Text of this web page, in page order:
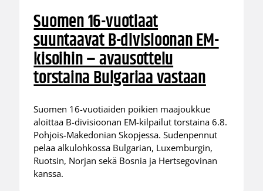
Suomen 16-vuotiaat
suuntaavat B-divisioonan EM-
kisoihin – avausottelu
torstaina Bulgariaa vastaan
Suomen 16-vuotiaiden poikien maajoukkue
aloittaa B-divisioonan EM-kilpailut torstaina 6.8.
Pohjois-Makedonian Skopjessa. Sudenpennut
pelaa alkulohkossa Bulgarian, Luxemburgin,
Ruotsin, Norjan sekä Bosnia ja Hertsegovinan
kanssa.